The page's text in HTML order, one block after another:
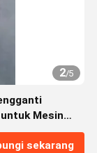
2/5
Mesin
sekarang